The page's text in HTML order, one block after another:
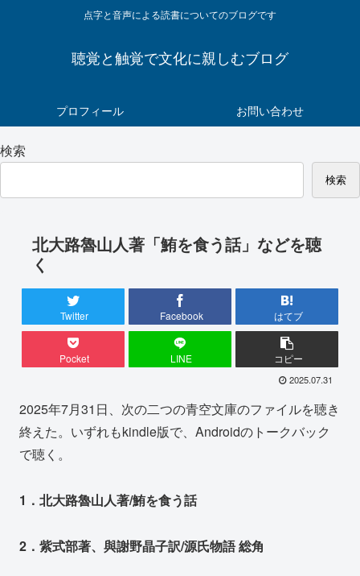
点字と音声による読書についてのブログです
聴覚と触覚で文化に親しむブログ
プロフィール お問い合わせ
検索
検索
北大路魯山人著「鮪を食う話」などを聴
く
Twitter Facebook はてブ
Pocket LINE コピー
2025.07.31
2025年7月31日、次の二つの青空文庫のファイルを聴き
終えた。いずれもkindle版で、Androidのトークバック
で聴く。
1．北大路魯山人著/鮪を食う話
2．紫式部著、與謝野晶子訳/源氏物語 総角